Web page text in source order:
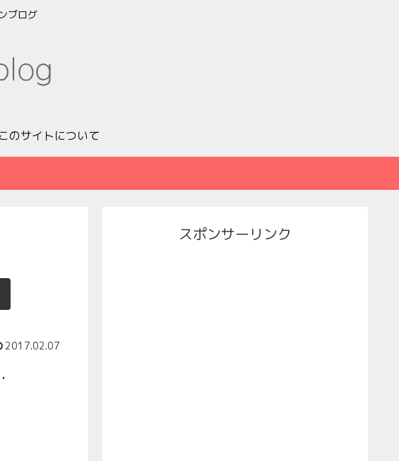
ブログ
このサイトについて
2017.02.07
スポンサーリンク